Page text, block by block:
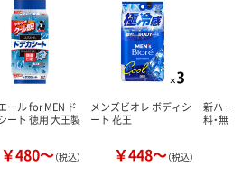
ール for MEN ド
ート 徳用 大王製
￥480～（税込）
メンズビオレ ボディシ
ート 花王
￥448～（税込）
新ハー
料・無着